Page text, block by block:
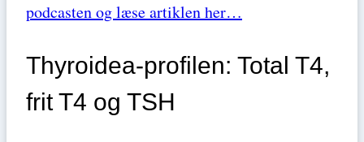
podcasten og læse artiklen her…
Thyroidea-profilen: Total T4,
frit T4 og TSH